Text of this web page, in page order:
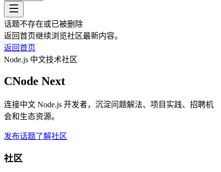
话题不存在或已被删除
返回首页继续浏览社区最新内容。
返回首页
Node.js 中文技术社区
CNode Next
连接中文 Node.js 开发者，沉淀问题解法、项目实践、招聘机
会和生态资源。
发布话题了解社区
社区